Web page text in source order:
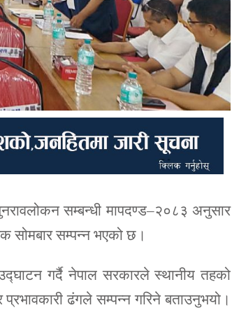
सम्बन्धी मापदण्ड–२०८३ अनुसार
सोमबार सम्पन्न भएको छ।
गर्दै नेपाल सरकारले स्थानीय तहको
प्रभावकारी ढंगले सम्पन्न गरिने बताउनुभयो।